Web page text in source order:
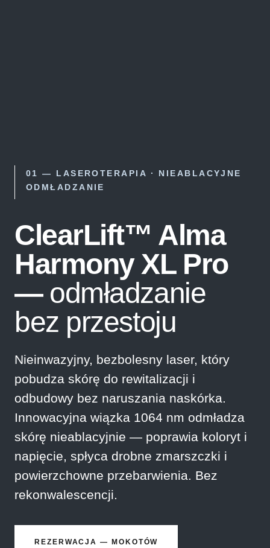
01 — LASEROTERAPIA · NIEABLACYJNE
ODMŁADZANIE
ClearLift™ Alma
Harmony XL Pro
— odmładzanie
bez przestoju
Nieinwazyjny, bezbolesny laser, który
pobudza skórę do rewitalizacji i
odbudowy bez naruszania naskórka.
Innowacyjna wiązka 1064 nm odmładza
skórę nieablacyjnie — poprawia koloryt i
napięcie, spłyca drobne zmarszczki i
powierzchowne przebarwienia. Bez
rekonwalescencji.
REZERWACJA — MOKOTÓW